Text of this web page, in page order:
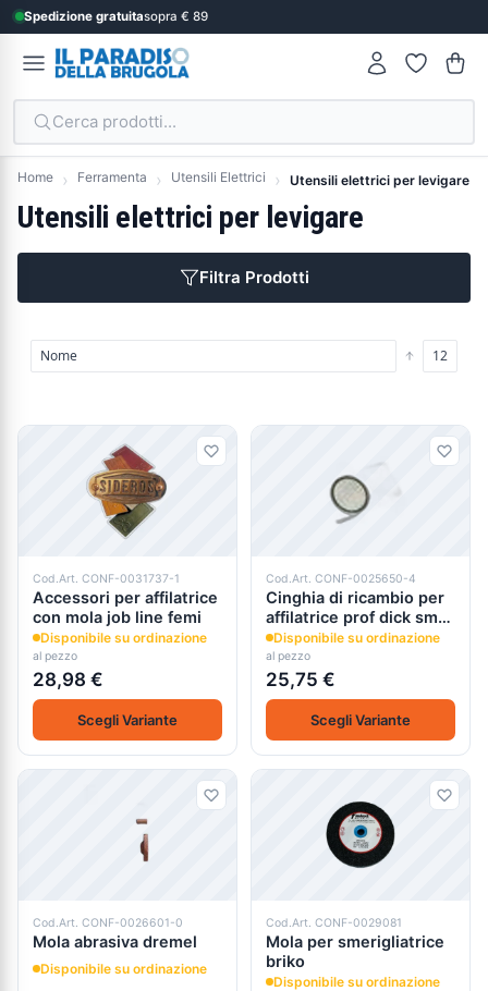
Spedizione gratuitasopra € 89
Cerca prodotti...
Home Ferramenta Utensili Elettrici Utensili elettrici per levigare
Utensili elettrici per levigare
Filtra Prodotti
Prodotti
Cod.Art. CONF-0031737-1
Accessori per affilatrice
con mola job line femi
Disponibile su ordinazione
al pezzo
28,98 €
Scegli Variante
Cod.Art. CONF-0025650-4
Cinghia di ricambio per
affilatrice prof dick sm-
110
Disponibile su ordinazione
al pezzo
25,75 €
Scegli Variante
Cod.Art. CONF-0026601-0
Mola abrasiva dremel
Disponibile su ordinazione
Cod.Art. CONF-0029081
Mola per smerigliatrice
briko
Disponibile su ordinazione